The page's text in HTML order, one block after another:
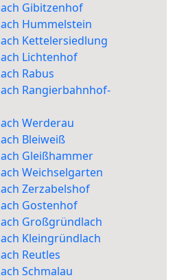
Gibitzenhof
Hummelstein
Kettelersiedlung
Lichtenhof
Rabus
Rangierbahnhof-
Werderau
Bleiweiß
Gleißhammer
Weichselgarten
Zerzabelshof
Gostenhof
Großgründlach
Kleingründlach
Reutles
Schmalau